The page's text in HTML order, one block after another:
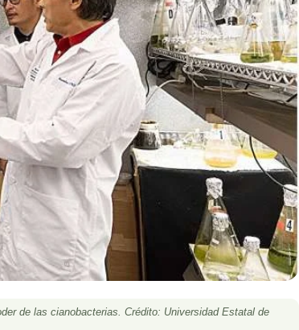
de las cianobacterias. Crédito: Universidad Estatal de